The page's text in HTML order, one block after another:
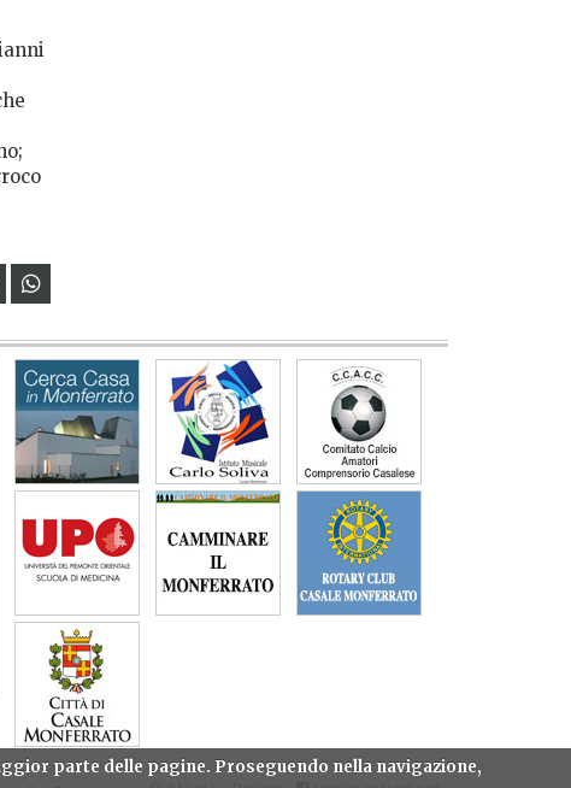
parte delle pagine. Proseguendo nella navigazione,